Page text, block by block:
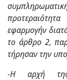
εφαρμογήν
το άρθρο 2,
τήρησαν την
-Η αρχή της